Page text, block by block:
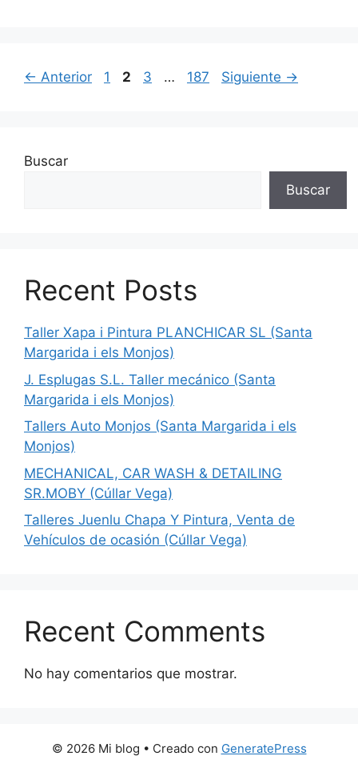
← Anterior Página
1 Página
2 Página
3 … Página
187 Siguiente →
Buscar
Buscar
Recent Posts
Taller Xapa i Pintura PLANCHICAR SL (Santa
Margarida i els Monjos)
J. Esplugas S.L. Taller mecánico (Santa
Margarida i els Monjos)
Tallers Auto Monjos (Santa Margarida i els
Monjos)
MECHANICAL, CAR WASH & DETAILING
SR.MOBY (Cúllar Vega)
Talleres Juenlu Chapa Y Pintura, Venta de
Vehículos de ocasión (Cúllar Vega)
Recent Comments
No hay comentarios que mostrar.
© 2026 Mi blog • Creado con GeneratePress